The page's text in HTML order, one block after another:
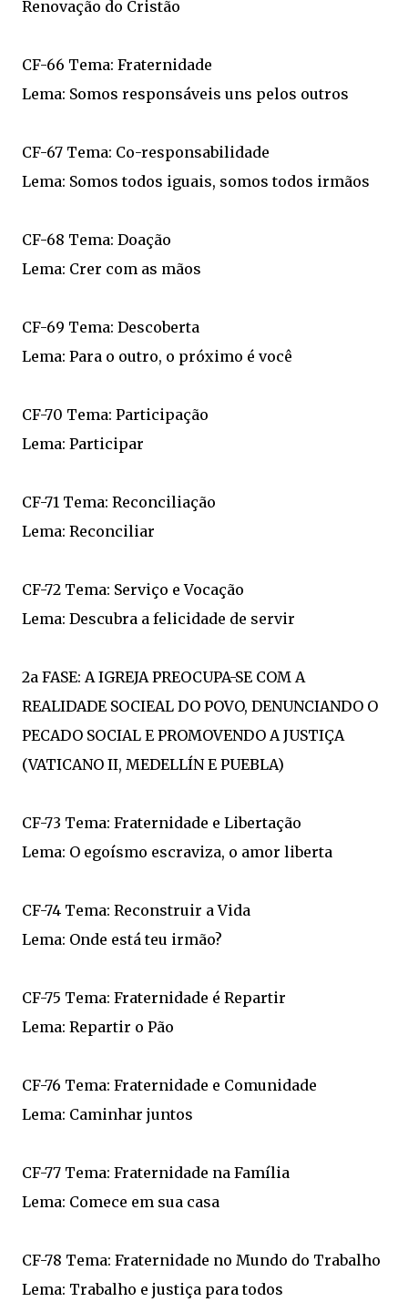
Renovação do Cristão
CF-66 Tema: Fraternidade
Lema: Somos responsáveis uns pelos outros
CF-67 Tema: Co-responsabilidade
Lema: Somos todos iguais, somos todos irmãos
CF-68 Tema: Doação
Lema: Crer com as mãos
CF-69 Tema: Descoberta
Lema: Para o outro, o próximo é você
CF-70 Tema: Participação
Lema: Participar
CF-71 Tema: Reconciliação
Lema: Reconciliar
CF-72 Tema: Serviço e Vocação
Lema: Descubra a felicidade de servir
2a FASE: A IGREJA PREOCUPA-SE COM A
REALIDADE SOCIEAL DO POVO, DENUNCIANDO O
PECADO SOCIAL E PROMOVENDO A JUSTIÇA
(VATICANO II, MEDELLÍN E PUEBLA)
CF-73 Tema: Fraternidade e Libertação
Lema: O egoísmo escraviza, o amor liberta
CF-74 Tema: Reconstruir a Vida
Lema: Onde está teu irmão?
CF-75 Tema: Fraternidade é Repartir
Lema: Repartir o Pão
CF-76 Tema: Fraternidade e Comunidade
Lema: Caminhar juntos
CF-77 Tema: Fraternidade na Família
Lema: Comece em sua casa
CF-78 Tema: Fraternidade no Mundo do Trabalho
Lema: Trabalho e justiça para todos